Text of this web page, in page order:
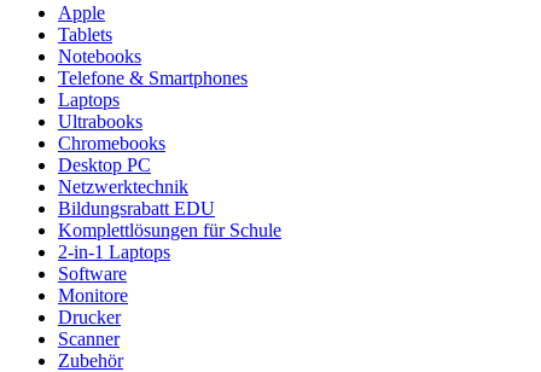
Apple
Tablets
Notebooks
Telefone & Smartphones
Laptops
Ultrabooks
Chromebooks
Desktop PC
Netzwerktechnik
Bildungsrabatt EDU
Komplettlösungen für Schule
2-in-1 Laptops
Software
Monitore
Drucker
Scanner
Zubehör